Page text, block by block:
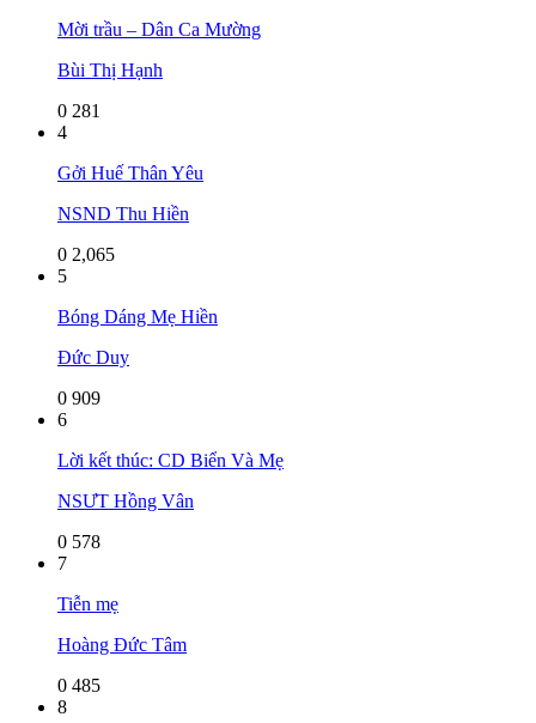
Mời trầu – Dân Ca Mường
Bùi Thị Hạnh
0 281
4
Gởi Huế Thân Yêu
NSND Thu Hiền
0 2,065
5
Bóng Dáng Mẹ Hiền
Đức Duy
0 909
6
Lời kết thúc: CD Biển Và Mẹ
NSƯT Hồng Vân
0 578
7
Tiễn mẹ
Hoàng Đức Tâm
0 485
8